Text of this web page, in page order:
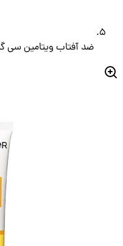
ضد آفتاب ویتامین سی گارنیر